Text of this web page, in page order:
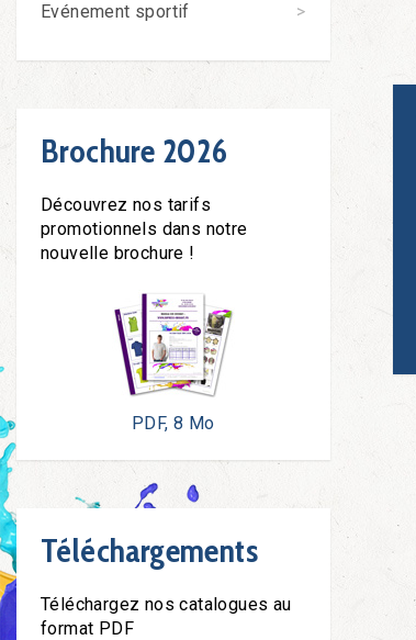
Evénement sportif
Brochure 2026
Découvrez nos tarifs
promotionnels dans notre
nouvelle brochure !
PDF, 8 Mo
Téléchargements
Téléchargez nos catalogues au
format PDF